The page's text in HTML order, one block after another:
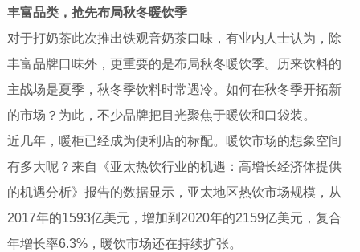
丰富品类，抢先布局秋冬暖饮季
对于打奶茶此次推出铁观音奶茶口味，有业内人士认为，除
丰富品牌口味外，更重要的是布局秋冬暖饮季。历来饮料的
主战场是夏季，秋冬季饮料时常遇冷。如何在秋冬季开拓新
的市场？为此，不少品牌把目光聚焦于暖饮和口袋装。
近几年，暖柜已经成为便利店的标配。暖饮市场的想象空间
有多大呢？来自《亚太热饮行业的机遇：高增长经济体提供
的机遇分析》报告的数据显示，亚太地区热饮市场规模，从
2017年的1593亿美元，增加到2020年的2159亿美元，复合
年增长率6.3%，暖饮市场还在持续扩张。